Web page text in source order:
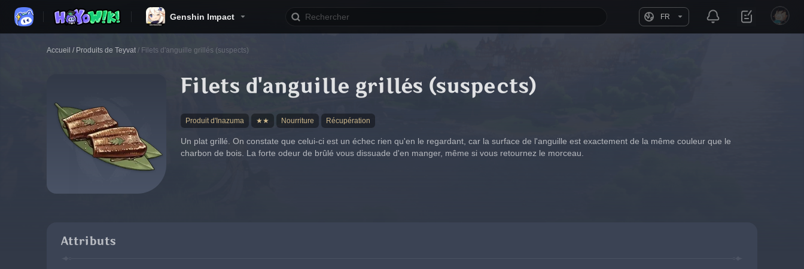
Genshin Impact FR
Accueil / Produits de Teyvat / Filets d'anguille grillés (suspects)
Filets d'anguille grillés (suspects)
Produit d'Inazuma ★★ Nourriture Récupération
Un plat grillé. On constate que celui-ci est un échec rien qu'en le regardant, car la surface de l'anguille est exactement de la même couleur que le
charbon de bois. La forte odeur de brûlé vous dissuade d'en manger, même si vous retournez le morceau.
Attributs